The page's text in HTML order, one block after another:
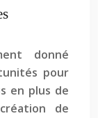
donné
pour
en plus de
de